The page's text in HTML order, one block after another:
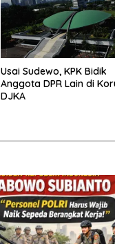
Usai Sudewo, KPK Bidik
Anggota DPR Lain di
DJKA